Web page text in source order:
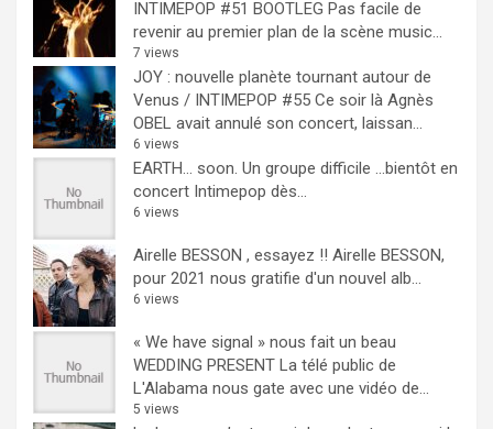
INTIMEPOP #51 BOOTLEG Pas facile de
revenir au premier plan de la scène music...
7 views
JOY : nouvelle planète tournant autour de
Venus / INTIMEPOP #55 Ce soir là Agnès
OBEL avait annulé son concert, laissan...
6 views
EARTH… soon. Un groupe difficile ...bientôt en
concert Intimepop dès...
6 views
Airelle BESSON , essayez !! Airelle BESSON,
pour 2021 nous gratifie d'un nouvel alb...
6 views
« We have signal » nous fait un beau
WEDDING PRESENT La télé public de
L'Alabama nous gate avec une vidéo de...
5 views